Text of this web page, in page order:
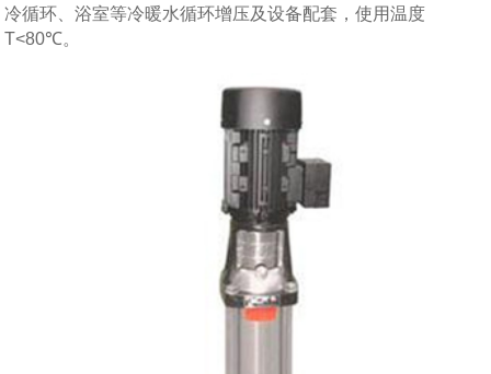
冷循环、浴室等冷暖水循环增压及设备配套，使用温度
T<80℃。